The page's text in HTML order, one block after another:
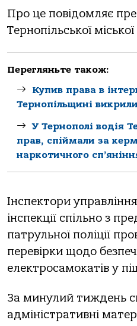
Про це повідомляє
Тернопільської
Перегляньте також:
Купив права в
Тернопільщині
У Тернополі водія
прав, спіймали за
наркотичного
Інспектори
інспекції спільно з
патрульної поліції
перевірки щодо
електросамокатів у
За минулий тиждень
адміністративні